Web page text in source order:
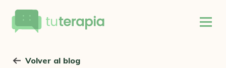
Volver al blog